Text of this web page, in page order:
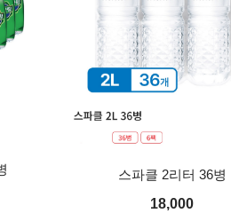
스파클 2리터 36병
18,000